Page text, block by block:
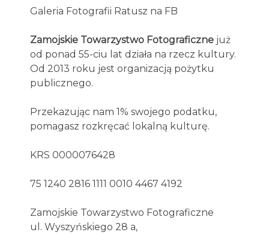
Galeria Fotografii Ratusz na FB
Zamojskie Towarzystwo Fotograficzne już
od ponad 55-ciu lat działa na rzecz kultury.
Od 2013 roku jest organizacją pożytku
publicznego.
Przekazując nam 1% swojego podatku,
pomagasz rozkręcać lokalną kulturę.
KRS 0000076428
75 1240 2816 1111 0010 4467 4192
Zamojskie Towarzystwo Fotograficzne
ul. Wyszyńskiego 28 a,